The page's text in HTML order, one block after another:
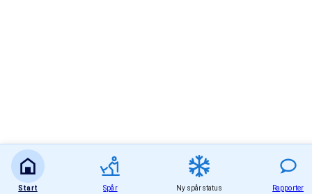
Start Spår Ny spårstatus Rapporter